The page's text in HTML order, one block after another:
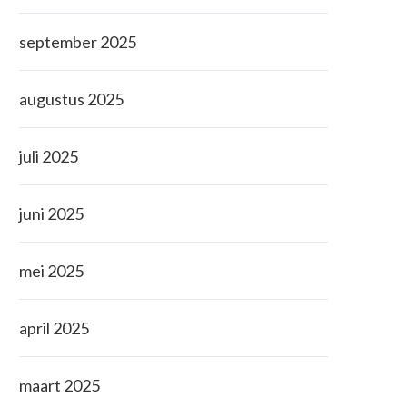
september 2025
augustus 2025
juli 2025
juni 2025
mei 2025
april 2025
maart 2025